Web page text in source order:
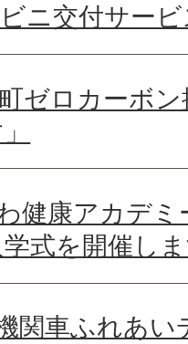
ニ交付サー
ゼロカーボ
健康アカデ
式を開催し
関車ふれあ